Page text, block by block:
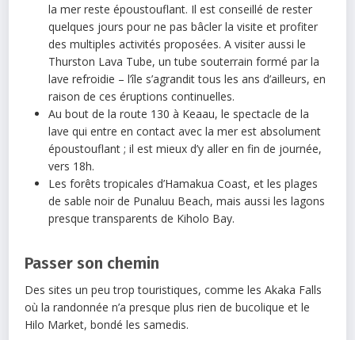
la mer reste époustouflant. Il est conseillé de rester
quelques jours pour ne pas bâcler la visite et profiter
des multiples activités proposées. A visiter aussi le
Thurston Lava Tube, un tube souterrain formé par la
lave refroidie – l’île s’agrandit tous les ans d’ailleurs, en
raison de ces éruptions continuelles.
Au bout de la route 130 à Keaau, le spectacle de la
lave qui entre en contact avec la mer est absolument
époustouflant ; il est mieux d’y aller en fin de journée,
vers 18h.
Les forêts tropicales d’Hamakua Coast, et les plages
de sable noir de Punaluu Beach, mais aussi les lagons
presque transparents de Kiholo Bay.
Passer son chemin
Des sites un peu trop touristiques, comme les Akaka Falls
où la randonnée n’a presque plus rien de bucolique et le
Hilo Market, bondé les samedis.